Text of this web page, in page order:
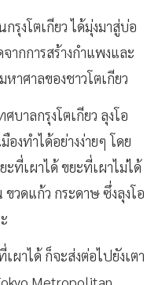
รุงโตเกียว ได้มุ่งมาสู่บ่อ
ากการสร้างกำแพงและ
าศาลของชาวโตเกียว
บาลกรุงโตเกียว ลุงโอ
องทำได้อย่างง่ายๆ โดย
ที่เผาได้ ขยะที่เผาไม่ได้
วดแก้ว กระดาษ ซึ่งลุงโอ
ผาได้ ก็จะส่งต่อไปยังเตา
Metropolitan